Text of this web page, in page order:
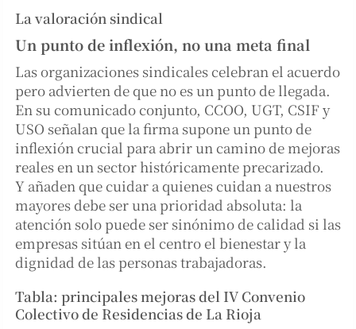
La valoración sindical
Un punto de inflexión, no una meta final
Las organizaciones sindicales celebran el acuerdo
pero advierten de que no es un punto de llegada.
En su comunicado conjunto, CCOO, UGT, CSIF y
USO señalan que la firma supone un punto de
inflexión crucial para abrir un camino de mejoras
reales en un sector históricamente precarizado.
Y añaden que cuidar a quienes cuidan a nuestros
mayores debe ser una prioridad absoluta: la
atención solo puede ser sinónimo de calidad si las
empresas sitúan en el centro el bienestar y la
dignidad de las personas trabajadoras.
Tabla: principales mejoras del IV Convenio
Colectivo de Residencias de La Rioja